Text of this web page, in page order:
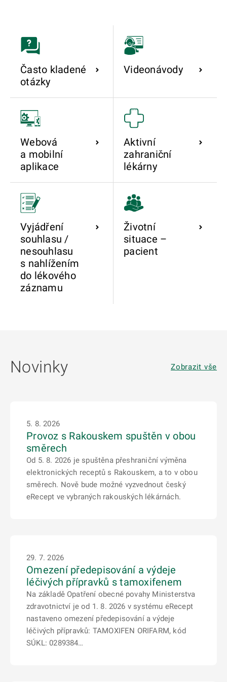
Často kladené
otázky
Videonávody
Webová
a mobilní
aplikace
Aktivní
zahraniční
lékárny
Vyjádření
souhlasu /
nesouhlasu
s nahlížením
do lékového
záznamu
Životní
situace –
pacient
Novinky Zobrazit vše
5. 8. 2026
Provoz s Rakouskem spuštěn v obou
směrech
Od 5. 8. 2026 je spuštěna přeshraniční výměna
elektronických receptů s Rakouskem, a to v obou
směrech. Nově bude možné vyzvednout český
eRecept ve vybraných rakouských lékárnách.
29. 7. 2026
Omezení předepisování a výdeje
léčivých přípravků s tamoxifenem
Na základě Opatření obecné povahy Ministerstva
zdravotnictví je od 1. 8. 2026 v systému eRecept
nastaveno omezení předepisování a výdeje
léčivých přípravků: TAMOXIFEN ORIFARM, kód
SÚKL: 0289384…